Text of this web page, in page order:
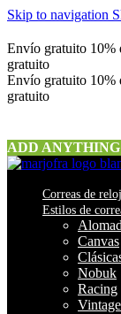
Skip to navigation
Envío gratuito 10%
gratuito
Envío gratuito 10%
gratuito
ADD
Correas de reloj
Estilos de
Canvas
Nobuk
Racing
Vintage